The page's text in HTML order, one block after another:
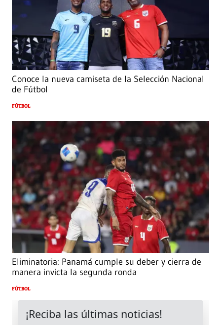
Conoce la nueva camiseta de la Selección Nacional
de Fútbol
FÚTBOL
Eliminatoria: Panamá cumple su deber y cierra de
manera invicta la segunda ronda
FÚTBOL